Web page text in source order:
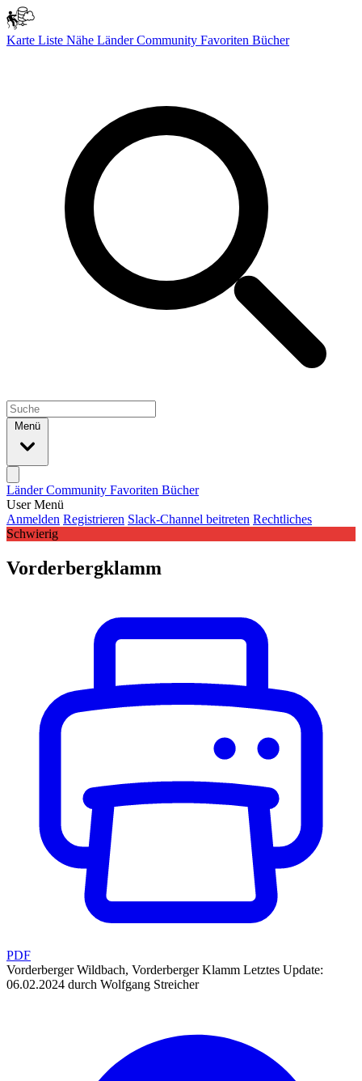
Karte Liste Nähe LänderCommunity Favoriten Bücher
Menü
LänderCommunity Favoriten Bücher
User Menü
Anmelden Registrieren Slack-Channel beitreten Rechtliches
Schwierig
Vorderbergklamm
PDF
Vorderberger Wildbach, Vorderberger Klamm Letztes Update:
06.02.2024 durch Wolfgang Streicher